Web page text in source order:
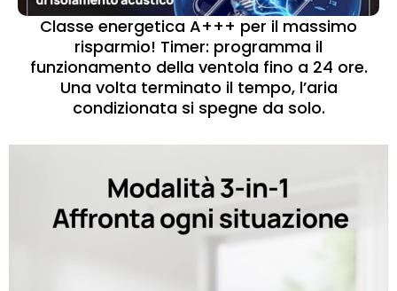
Classe energetica A+++ per il massimo
risparmio! Timer: programma il
funzionamento della ventola fino a 24 ore.
Una volta terminato il tempo, l’aria
condizionata si spegne da solo.